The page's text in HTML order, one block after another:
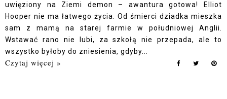
uwięziony na Ziemi demon – awantura gotowa! Elliot
Hooper nie ma łatwego życia. Od śmierci dziadka mieszka
sam z mamą na starej farmie w południowej Anglii.
Wstawać rano nie lubi, za szkołą nie przepada, ale to
wszystko byłoby do zniesienia, gdyby...
Czytaj więcej »